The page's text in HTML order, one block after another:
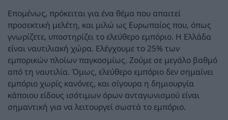
Επομένως, πρόκειται για ένα θέμα που απαιτεί
προσεκτική μελέτη, και μιλώ ως Ευρωπαίος που, όπως
γνωρίζετε, υποστηρίζει το ελεύθερο εμπόριο. H Ελλάδα
είναι ναυτιλιακή χώρα. Ελέγχουμε το 25% των
εμπορικών πλοίων παγκοσμίως. Ζούμε σε μεγάλο βαθμό
από τη ναυτιλία. Όμως, ελεύθερο εμπόριο δεν σημαίνει
εμπόριο χωρίς κανόνες, και σίγουρα η δημιουργία
κάποιου είδους ισότιμων όρων ανταγωνισμού είναι
σημαντική για να λειτουργεί σωστά το εμπόριο.